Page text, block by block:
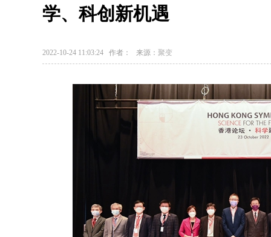
学、科创新机遇
2022-10-24 11:03:24 作者： 来源： 聚变